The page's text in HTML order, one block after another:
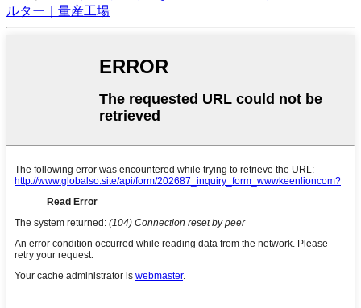
ルター｜量産工場